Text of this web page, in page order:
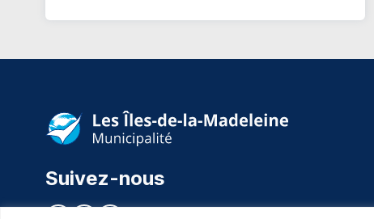
Suivez-nous